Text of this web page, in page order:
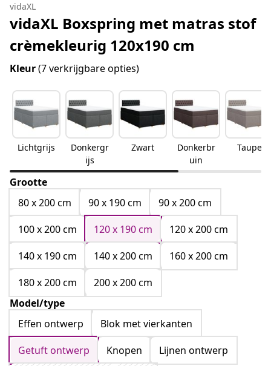
vidaXL
vidaXL Boxspring met matras stof
crèmekleurig 120x190 cm
Kleur(7 verkrijgbare opties)
Lichtgrijs
Donkergr
ijs
Zwart
Donkerbr
uin
Taupe
Grootte
80 x 200 cm
90 x 190 cm
90 x 200 cm
100 x 200 cm
120 x 190 cm
120 x 200 cm
140 x 190 cm
140 x 200 cm
160 x 200 cm
180 x 200 cm
200 x 200 cm
Model/type
Effen ontwerp
Blok met vierkanten
Getuft ontwerp
Knopen
Lijnen ontwerp